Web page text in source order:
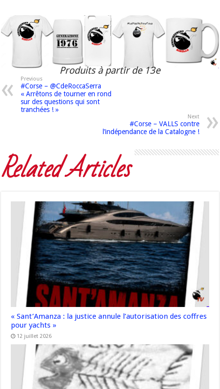
Produits à partir de 13e
Previous
#Corse – @CdeRoccaSerra
« Arrêtons de tourner en rond
sur des questions qui sont
tranchées ! »
Next
#Corse – VALLS contre
l’indépendance de la Catalogne !
Related Articles
« Sant’Amanza : la justice annule l’autorisation des coffres
pour yachts »
12 juillet 2026